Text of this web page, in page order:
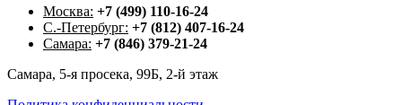
Москва: +7 (499) 110-16-24
С.-Петербург: +7 (812) 407-16-24
Самара: +7 (846) 379-21-24
Самара, 5-я просека, 99Б, 2-й этаж